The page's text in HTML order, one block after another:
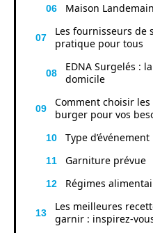
Maison
Les fournisseurs de
pratique pour tous
EDNA Surgelés :
domicile
Comment choisir
burger pour vos
Type d’événement
Garniture prévue
Régimes
Les meilleures
garnir : inspirez-